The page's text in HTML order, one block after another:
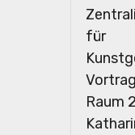
für
Raum